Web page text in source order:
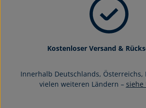
Kostenloser Versand &
Innerhalb Deutschlands, Österreichs,
vielen weiteren Ländern – siehe